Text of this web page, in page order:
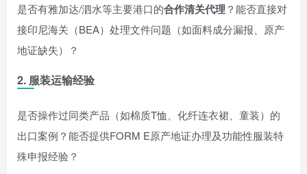
是否有雅加达/泗水等主要港口的合作清关代理 ？能否直接对
接印尼海关（BEA）处理文件问题（如面料成分漏报、原产
地证缺失）？
2. 服装运输经验
是否操作过同类产品（如棉质T恤、化纤连衣裙、童装）的
出口案例？能否提供FORM E原产地证办理及功能性服装特
殊申报经验？